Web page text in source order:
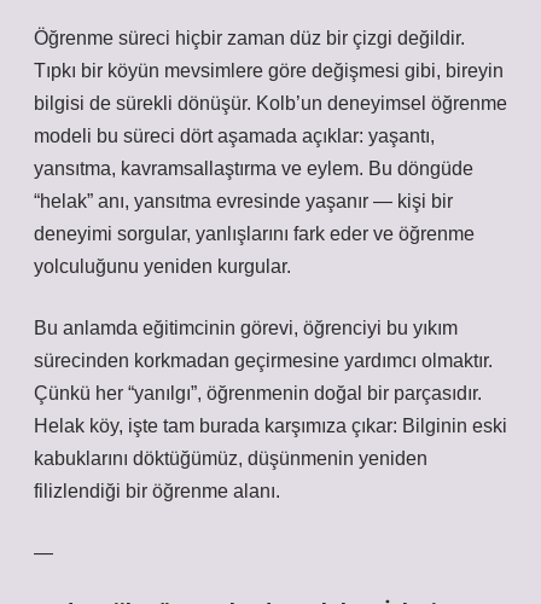
Öğrenme süreci hiçbir zaman düz bir çizgi değildir.
Tıpkı bir köyün mevsimlere göre değişmesi gibi, bireyin
bilgisi de sürekli dönüşür. Kolb’un deneyimsel öğrenme
modeli bu süreci dört aşamada açıklar: yaşantı,
yansıtma, kavramsallaştırma ve eylem. Bu döngüde
“helak” anı, yansıtma evresinde yaşanır — kişi bir
deneyimi sorgular, yanlışlarını fark eder ve öğrenme
yolculuğunu yeniden kurgular.
Bu anlamda eğitimcinin görevi, öğrenciyi bu yıkım
sürecinden korkmadan geçirmesine yardımcı olmaktır.
Çünkü her “yanılgı”, öğrenmenin doğal bir parçasıdır.
Helak köy, işte tam burada karşımıza çıkar: Bilginin eski
kabuklarını döktüğümüz, düşünmenin yeniden
filizlendiği bir öğrenme alanı.
—